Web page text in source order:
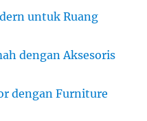
untuk Ruang
dengan Aksesoris
dengan Furniture